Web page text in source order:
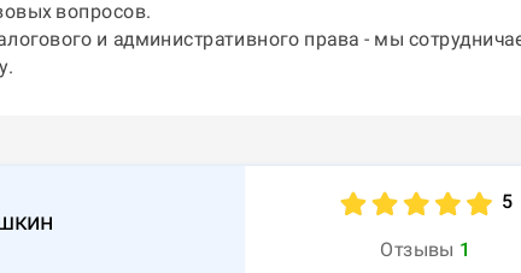
вопросов.
и административного права - мы
5
Отзывы 1